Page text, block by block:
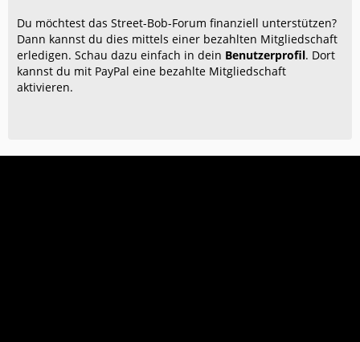
Du möchtest das Street-Bob-Forum finanziell unterstützen?
Dann kannst du dies mittels einer bezahlten Mitgliedschaft
erledigen. Schau dazu einfach in dein Benutzerprofil. Dort
kannst du mit PayPal eine bezahlte Mitgliedschaft
aktivieren.